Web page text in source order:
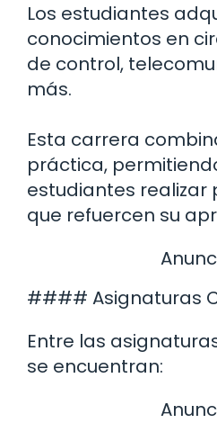
Los estudiantes
conocimientos en
de control,
más.
Esta carrera
práctica,
estudiantes realizar
que refuercen su
#### Asignaturas
Entre las
se encuentran: